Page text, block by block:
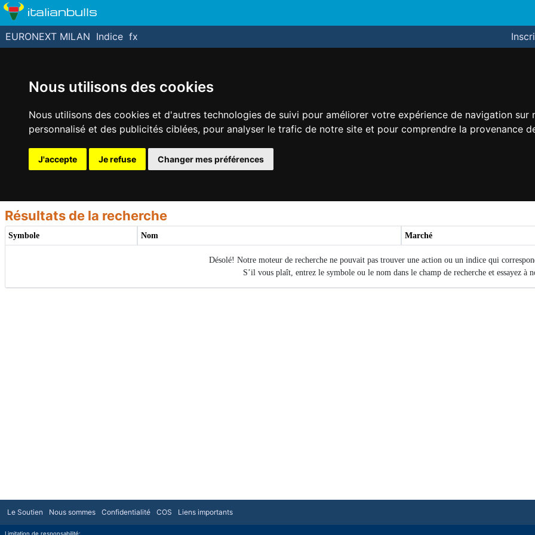
Nous utilisons des cookies
Nous utilisons des cookies et d'autres technologies de suivi pour améliorer votre expérience de navigation
personnalisé et des publicités ciblées, pour analyser le trafic de notre site et pour comprendre la provenance
J'accepte Je refuse Changer mes préférences
italianbulls
EURONEXT MILAN Indice fx
Résultats de la recherche
Symbole Nom Marché
Désolé! Notre moteur de recherche ne pouvait pas trouver une action ou un indice qui
S’il vous plaît, entrez le symbole ou le nom dans le champ de recherche et essayez à
Le Soutien Nous sommes Confidentialité COS Liens importants
Limitation de responsabilité: